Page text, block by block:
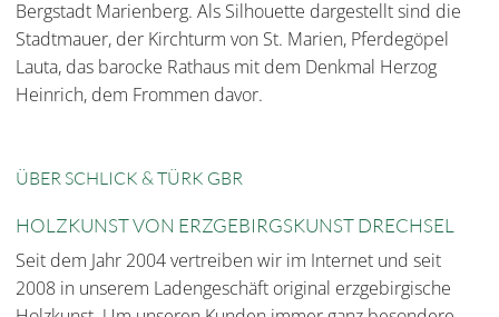
Bergstadt Marienberg. Als Silhouette dargestellt sind die
Stadtmauer, der Kirchturm von St. Marien, Pferdegöpel
Lauta, das barocke Rathaus mit dem Denkmal Herzog
Heinrich, dem Frommen davor.
ÜBER SCHLICK & TÜRK GBR
HOLZKUNST VON ERZGEBIRGSKUNST DRECHSEL
Seit dem Jahr 2004 vertreiben wir im Internet und seit
2008 in unserem Ladengeschäft original erzgebirgische